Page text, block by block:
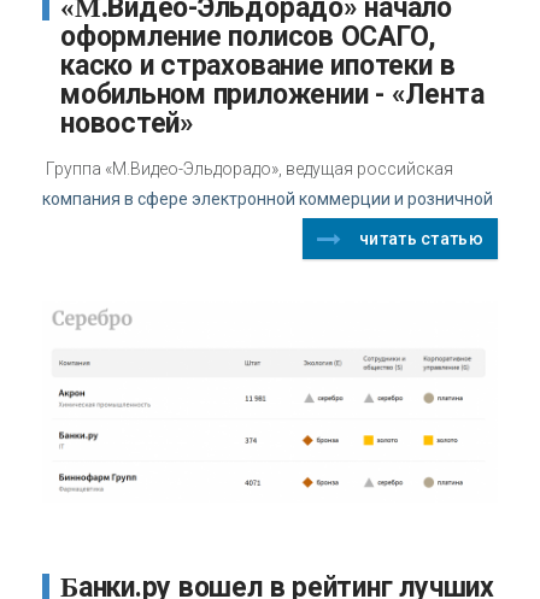
«М.Видео-Эльдорадо» начало
оформление полисов ОСАГО,
каско и страхование ипотеки в
мобильном приложении - «Лента
новостей»
Группа «М.Видео-Эльдорадо», ведущая российская
компания в сфере электронной коммерции и розничной
читать статью
Банки.ру вошел в рейтинг лучших